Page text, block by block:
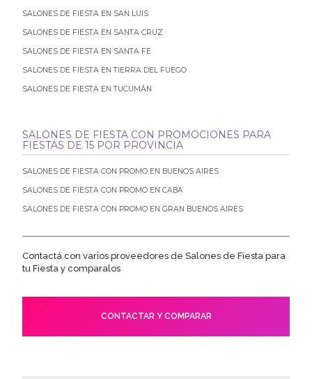
SALONES DE FIESTA EN SAN LUIS
SALONES DE FIESTA EN SANTA CRUZ
SALONES DE FIESTA EN SANTA FE
SALONES DE FIESTA EN TIERRA DEL FUEGO
SALONES DE FIESTA EN TUCUMÁN
SALONES DE FIESTA CON PROMOCIONES PARA
FIESTAS DE 15 POR PROVINCIA
SALONES DE FIESTA CON PROMO EN BUENOS AIRES
SALONES DE FIESTA CON PROMO EN CABA
SALONES DE FIESTA CON PROMO EN GRAN BUENOS AIRES
Contactá con varios proveedores de Salones de Fiesta para
tu Fiesta y comparalos
CONTACTAR Y COMPARAR